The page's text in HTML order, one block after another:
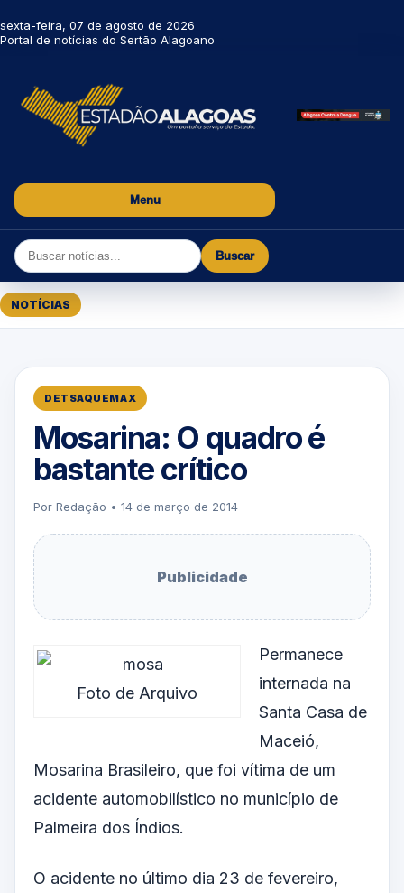
sexta-feira, 07 de agosto de 2026
Portal de notícias do Sertão Alagoano
Menu
Buscar
NOTÍCIAS
DETSAQUEMAX
Mosarina: O quadro é
bastante crítico
Por Redação • 14 de março de 2014
Publicidade
Foto de Arquivo
Permanece
internada na
Santa Casa de
Maceió,
Mosarina Brasileiro, que foi vítima de um
acidente automobilístico no município de
Palmeira dos Índios.
O acidente no último dia 23 de fevereiro,